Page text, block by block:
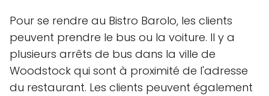
Pour se rendre au Bistro Barolo, les clients
peuvent prendre le bus ou la voiture. Il y a
plusieurs arrêts de bus dans la ville de
Woodstock qui sont à proximité de l'adresse
du restaurant. Les clients peuvent également